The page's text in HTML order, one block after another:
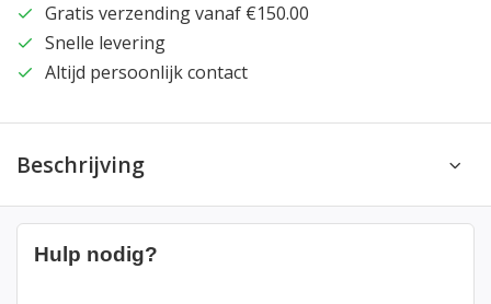
Gratis verzending vanaf €150.00
Snelle levering
Altijd persoonlijk contact
Beschrijving
Hulp nodig?